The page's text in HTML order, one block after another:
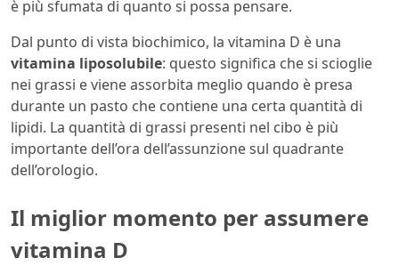
è più sfumata di quanto si possa pensare.
Dal punto di vista biochimico, la vitamina D è una
vitamina liposolubile: questo significa che si scioglie
nei grassi e viene assorbita meglio quando è presa
durante un pasto che contiene una certa quantità di
lipidi. La quantità di grassi presenti nel cibo è più
importante dell’ora dell’assunzione sul quadrante
dell’orologio.
Il miglior momento per assumere
vitamina D